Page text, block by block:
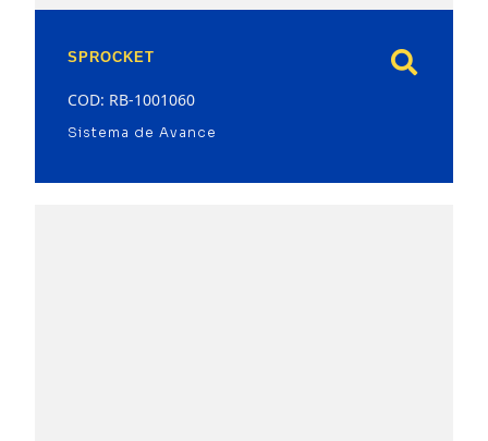
SPROCKET
COD: RB-1001060
Sistema de Avance